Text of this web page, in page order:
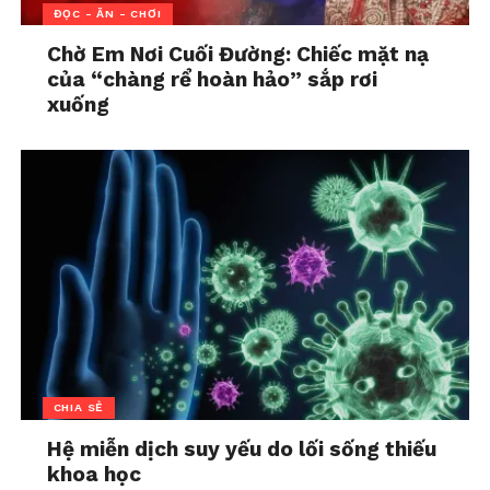
Cái mác “hy sinh là tuyệt vời” được gắn chặt lên
người phụ nữ Á Đông suốt nhiều thế kỷ qua. Điều
này khiến nhiều người kiệt sức và bất mãn tăng
ĐỌC - ĂN - CHƠI
Chờ Em Nơi Cuối Đường: Chiếc mặt nạ
của “chàng rể hoàn hảo” sắp rơi
xuống
CHIA SẺ
Hệ miễn dịch suy yếu do lối sống thiếu
khoa học